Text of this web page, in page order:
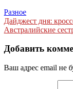
Разное
Навигация
по
записям
Дайджест дня:
Австралийские
Добавить
Ваш адрес email не